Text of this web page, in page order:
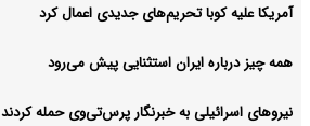
آمریکا علیه کوبا تحریم‌های جدیدی اعمال کرد
همه چیز درباره ایران استثنایی پیش می‌رود
نیروهای اسرائیلی به خبرنگار پرس‌تی‌وی حمله کردند